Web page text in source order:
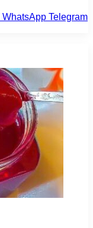
WhatsApp Telegram